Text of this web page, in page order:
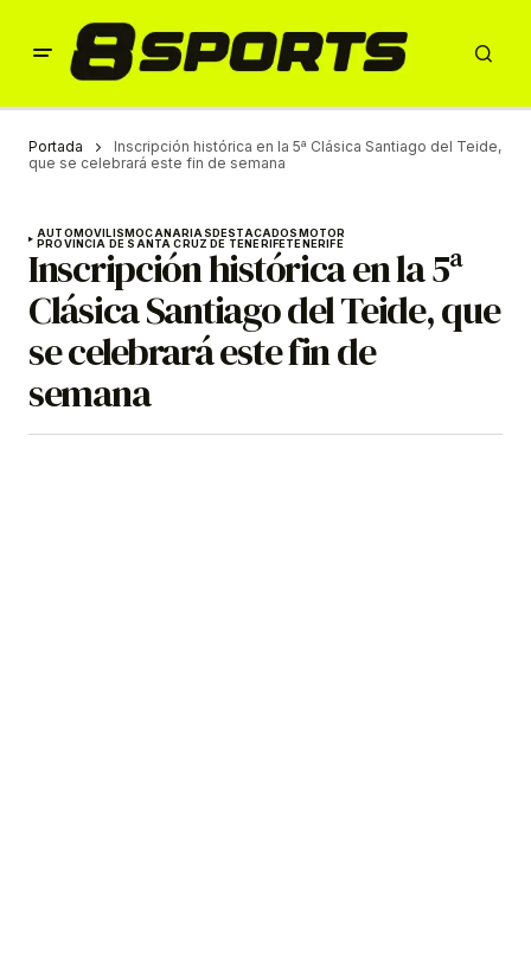
Portada
Inscripción histórica en la 5ª Clásica Santiago del Teide,
que se celebrará este fin de semana
AUTOMOVILISMOCANARIASDESTACADOSMOTOR
PROVINCIA DE SANTA CRUZ DE TENERIFETENERIFE
Inscripción histórica en la 5ª
Clásica Santiago del Teide, que
se celebrará este fin de
semana